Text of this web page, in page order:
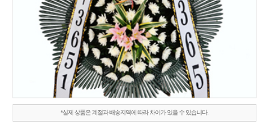
*실제 상품은 계절과 배송지역에 따라 차이가 있을 수 있습니다.